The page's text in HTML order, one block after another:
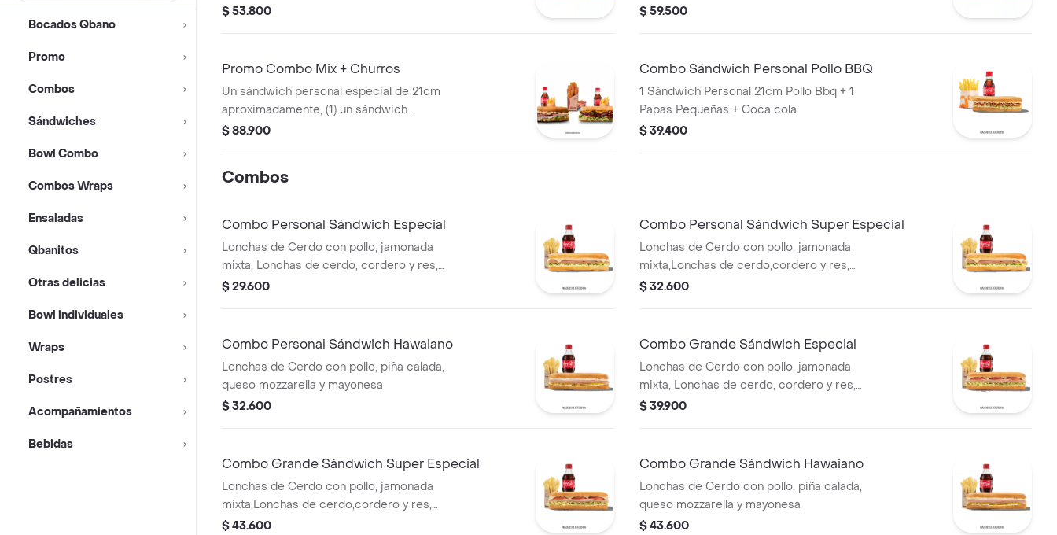
Bocados Qbano
Promo
Combos
Sándwiches
Bowl Combo
Combos Wraps
Ensaladas
Qbanitos
Otras delicias
Bowl individuales
Wraps
Postres
Acompañamientos
Bebidas
400ml.
$ 53.800
400ml.
$ 59.500
Promo Combo Mix + Churros
Un sándwich personal especial de 21cm
aproximadamente, (1) un sándwich
personal ropa vieja o pollo de 21cm
(2) dos gaseosas 250ml y (1) una porción
$ 88.900
Combo Sándwich Personal Pollo BBQ
1 Sándwich Personal 21cm Pollo Bbq + 1
Papas Pequeñas + Coca cola
$ 39.400
Combos
Combo Personal Sándwich Especial
Lonchas de Cerdo con pollo, jamonada
mixta, Lonchas de cerdo, cordero y res,
queso mozzarella, lechuga batavia y salsa
$ 29.600
Combo Personal Sándwich Super Especial
Lonchas de Cerdo con pollo, jamonada
mixta,Lonchas de cerdo,cordero y res,
salchichón,tomate,queso
$ 32.600
Combo Personal Sándwich Hawaiano
Lonchas de Cerdo con pollo, piña calada,
queso mozzarella y mayonesa
$ 32.600
Combo Grande Sándwich Especial
Lonchas de Cerdo con pollo, jamonada
mixta, Lonchas de cerdo, cordero y res,
queso mozzarella, lechuga batavia y salsa
$ 39.900
Combo Grande Sándwich Super Especial
Lonchas de Cerdo con pollo, jamonada
mixta,Lonchas de cerdo,cordero y res,
salchichón,tomate,queso
$ 43.600
Combo Grande Sándwich Hawaiano
Lonchas de Cerdo con pollo, piña calada,
queso mozzarella y mayonesa
$ 43.600